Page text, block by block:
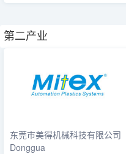
第二产业
东莞市美得机械科技有限公司
Donggua